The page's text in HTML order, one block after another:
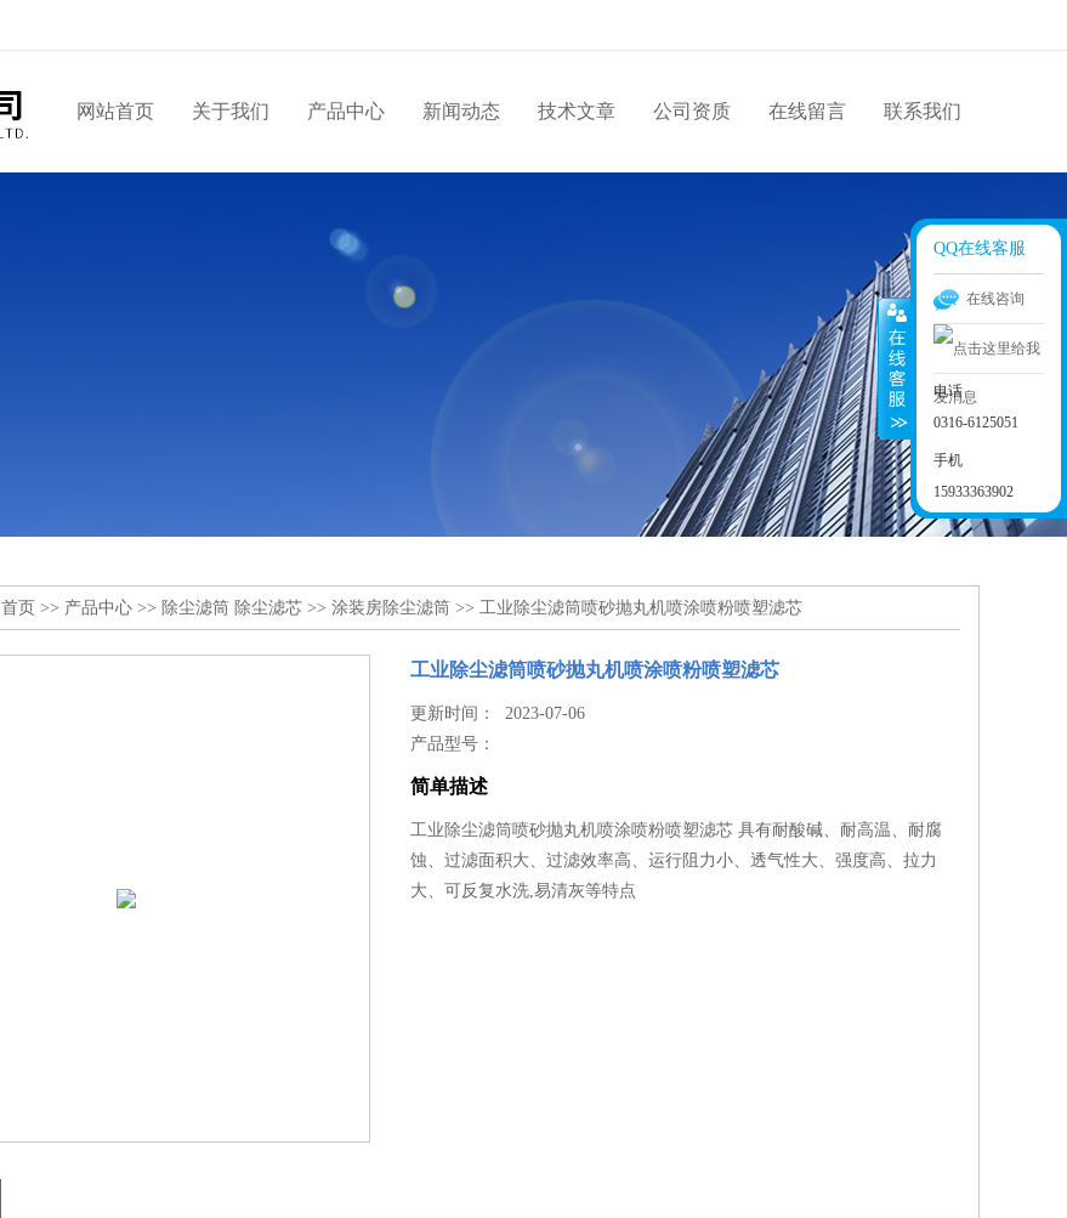
网站首页 关于我们 产品中心 新闻动态 技术文章 公司资质 在线留言 联系我们
首页 >> 产品中心 >> 除尘滤筒 除尘滤芯 >> 涂装房除尘滤筒 >> 工业除尘滤筒喷砂抛丸机喷涂喷粉喷塑滤芯
工业除尘滤筒喷砂抛丸机喷涂喷粉喷塑滤芯
更新时间： 2023-07-06
产品型号：
简单描述
工业除尘滤筒喷砂抛丸机喷涂喷粉喷塑滤芯 具有耐酸碱、耐高温、耐腐
蚀、过滤面积大、过滤效率高、运行阻力小、透气性大、强度高、拉力
大、可反复水洗,易清灰等特点
QQ在线客服
在线咨询
电话
0316-6125051
手机
15933363902